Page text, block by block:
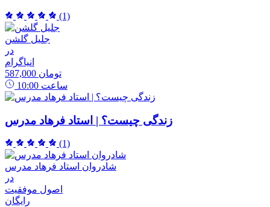
(1)
جلیل گلشن
در
انیاگرام
587,000 تومان
10:00 ساعت
زندگی چیست؟ | استاد فرهاد مدرس
(1)
شادروان استاد فرهاد مدرس
در
اصول موفقیت
رایگان